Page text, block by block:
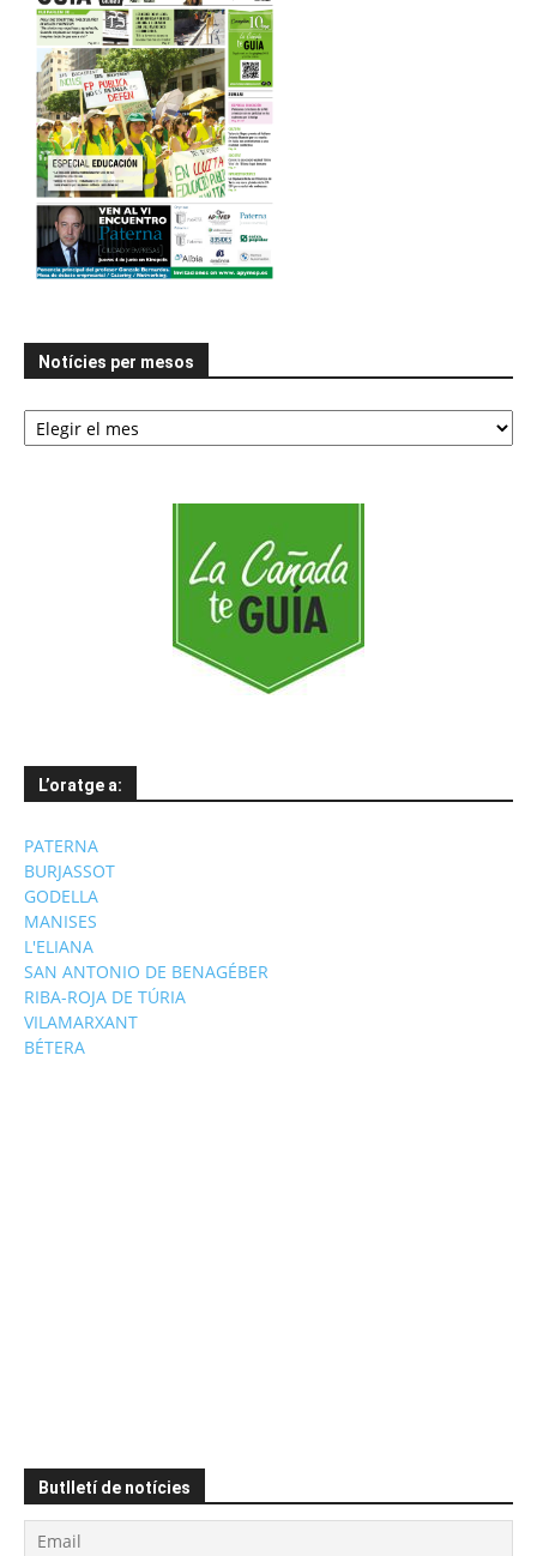
Notícies per mesos
Notícies
per
L’oratge a:
PATERNA
BURJASSOT
GODELLA
MANISES
L'ELIANA
SAN ANTONIO DE BENAGÉBER
RIBA-ROJA DE TÚRIA
VILAMARXANT
BÉTERA
Butlletí de notícies